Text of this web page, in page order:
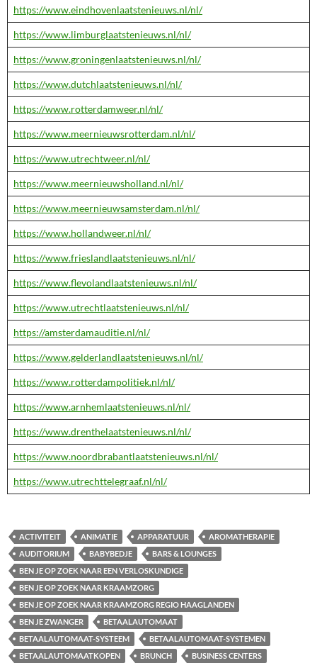
https://www.eindhovenlaatstenieuws.nl/nl/
https://www.limburglaatstenieuws.nl/nl/
https://www.groningenlaatstenieuws.nl/nl/
https://www.dutchlaatstenieuws.nl/nl/
https://www.rotterdamweer.nl/nl/
https://www.meernieuwsrotterdam.nl/nl/
https://www.utrechtweer.nl/nl/
https://www.meernieuwsholland.nl/nl/
https://www.meernieuwsamsterdam.nl/nl/
https://www.hollandweer.nl/nl/
https://www.frieslandlaatstenieuws.nl/nl/
https://www.flevolandlaatstenieuws.nl/nl/
https://www.utrechtlaatstenieuws.nl/nl/
https://amsterdamauditie.nl/nl/
https://www.gelderlandlaatstenieuws.nl/nl/
https://www.rotterdampolitiek.nl/nl/
https://www.arnhemlaatstenieuws.nl/nl/
https://www.drenthelaatstenieuws.nl/nl/
https://www.noordbrabantlaatstenieuws.nl/nl/
https://www.utrechttelegraaf.nl/nl/
ACTIVITEIT ANIMATIE APPARATUUR
AROMATHERAPIE
AUDITORIUM
BABYBEDJE
BARS & LOUNGES
BEN JE OP ZOEK NAAR EEN VERLOSKUNDIGE
BEN JE OP ZOEK NAAR KRAAMZORG
BEN JE OP ZOEK NAAR KRAAMZORG REGIO HAAGLANDEN
BEN JE ZWANGER
BETAALAUTOMAAT
BETAALAUTOMAAT-SYSTEEM
BETAALAUTOMAAT-SYSTEMEN
BETAALAUTOMAATKOPEN
BRUNCH BUSINESS CENTERS